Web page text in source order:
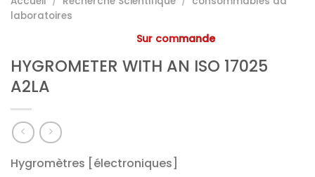
laboratoires
Sur commande
HYGROMETER WITH AN ISO 17025
A2LA
Hygromètres [électroniques]